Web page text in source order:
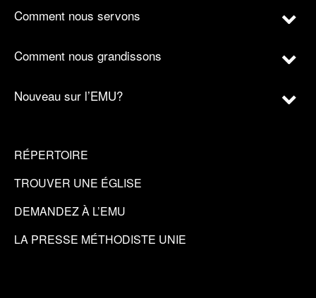
Comment nous servons
Comment nous grandissons
Nouveau sur l’EMU?
RÉPERTOIRE
TROUVER UNE ÉGLISE
DEMANDEZ À L’EMU
LA PRESSE MÉTHODISTE UNIE